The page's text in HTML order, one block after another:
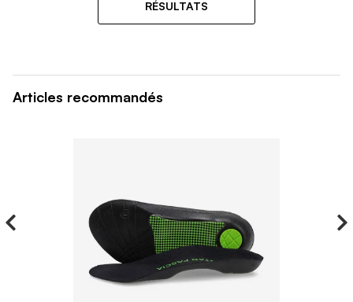
RÉSULTATS
Articles recommandés